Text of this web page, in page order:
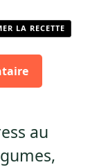
LA RECETTE
au